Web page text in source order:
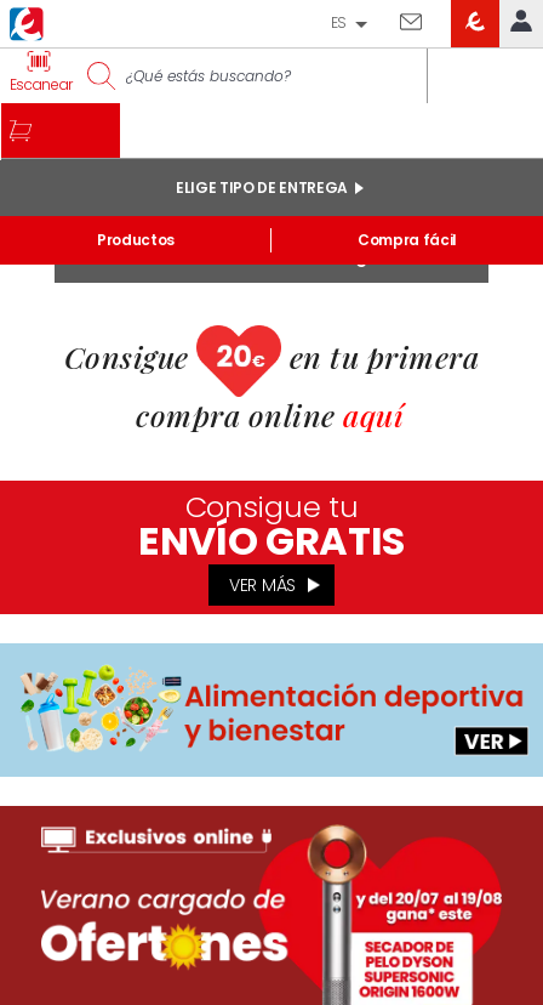
IDENTIFÍCATE
Pedidos online
Mis productos comprados en tienda y online
Listas
INFORMACIÓN GENERAL
ES
Escanear
Productos
ELIGE TIPO DE ENTREGA
Compra fácil
Regístrate
Consigue
en tu primera
compra online aquí
Consigue tu
ENVÍO GRATIS
VER MÁS